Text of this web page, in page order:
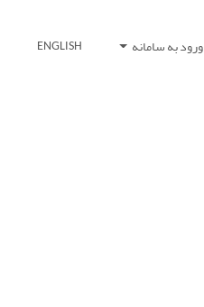
ورود به سامانه ENGLISH